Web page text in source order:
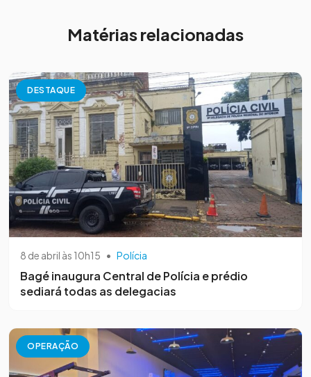
Matérias relacionadas
DESTAQUE
8 de abril às 10h15 • Polícia
Bagé inaugura Central de Polícia e prédio
sediará todas as delegacias
OPERAÇÃO